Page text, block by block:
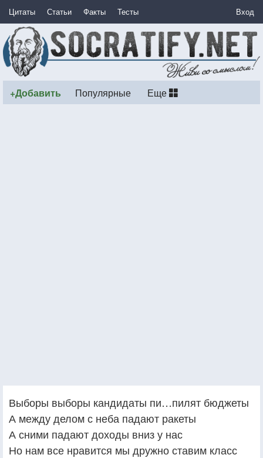
Цитаты Статьи Факты Тесты Вход
+Добавить Популярные Еще
Выборы выборы кандидаты пи…пилят бюджеты
А между делом с неба падают ракеты
А сними падают доходы вниз у нас
Но нам все нравится мы дружно ставим класс